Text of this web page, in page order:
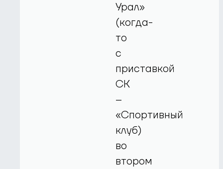
Урал»
(когда-
то
с
приставкой
СК
–
«Спортивный
клуб)
во
втором